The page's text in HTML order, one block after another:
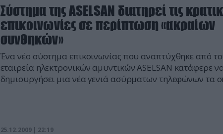
Σύστημα της ASELSAN διατηρεί τις
επικοινωνίες σε περίπτωση «ακραίων
συνθηκών»
Ένα νέο σύστημα επικοινωνίας που αναπτύχθηκε από
εταιρεία ηλεκτρονικών αμυντικών ASELSAN κατάφερε
δημιουργήσει μια νέα γενιά ασύρματων τηλεφώνων τα
25.12.2009 | 22:19